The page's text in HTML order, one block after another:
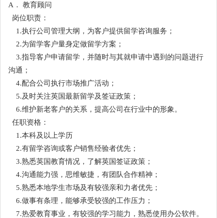
A． 教育顾问
岗位职责：
1.执行公司管理大纲，为客户提供留学咨询服务；
2.为留学客户量身定做留学方案；
3.指导客户申请留学，并随时与其就申请中遇到的问题进行
沟通；
4.配合公司执行市场推广活动；
5.及时关注英国最新留学及签证政策；
6.维护新老客户的关系，提高公司在行业中的形象。
任职资格：
1.本科及以上学历
2.有留学咨询或客户销售经验者优先；
3.熟悉英国教育情况，了解英国签证政策；
4.沟通能力强，思维敏捷，有团队合作精神；
5.熟悉本地学生市场及有较强亲和力者优先；
6.做事有条理，能够承受较强的工作压力；
7.热爱教育事业，有较强的学习能力，熟悉使用办公软件。